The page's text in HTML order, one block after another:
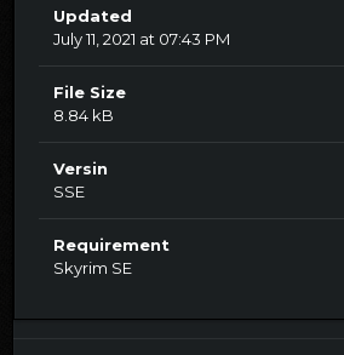
Updated
July 11, 2021 at 07:43 PM
File Size
8.84 kB
Versin
SSE
Requirement
Skyrim SE